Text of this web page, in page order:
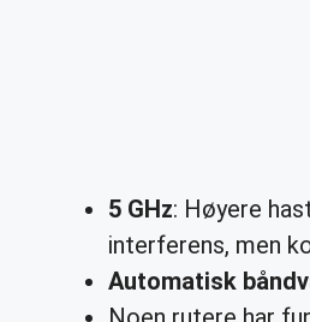
5 GHz: Høyere
interferens, men
Automatisk